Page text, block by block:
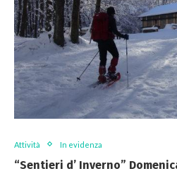
Attività In evidenza
“Sentieri d’ Inverno”